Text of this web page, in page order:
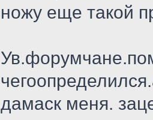
ножу еще такой
дамаск меня.